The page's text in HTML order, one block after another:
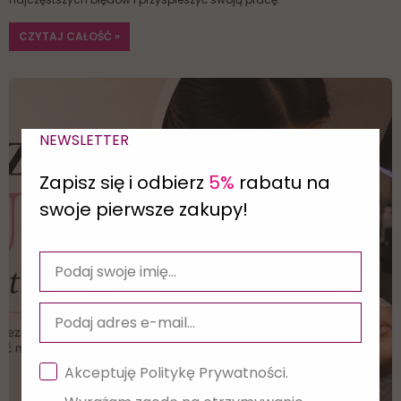
CZYTAJ CAŁOŚĆ »
NEWSLETTER
Zapisz się i odbierz 5% rabatu na
swoje pierwsze zakupy!
Akceptuję Politykę Prywatności.